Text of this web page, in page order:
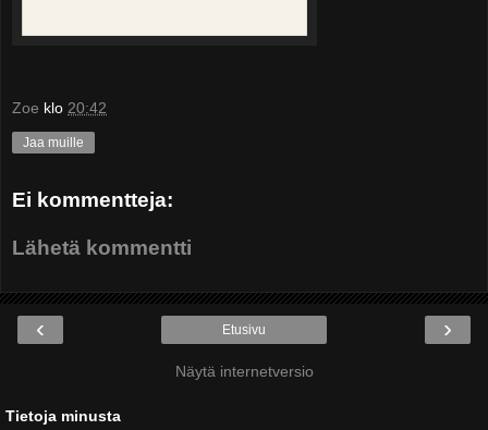
Zoe klo 20:42
Jaa muille
Ei kommentteja:
Lähetä kommentti
‹ ›
Etusivu
Näytä internetversio
Tietoja minusta